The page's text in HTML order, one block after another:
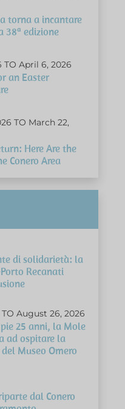
torna a incantare
38ª edizione
TO April 6, 2026
an Easter
TO March 22,
Here Are the
Conero Area
di solidarietà: la
Recanati
August 26, 2026
25 anni, la Mole
ad ospitare la
Museo Omero
dal Conero